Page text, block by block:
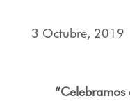
3 Octubre, 2019